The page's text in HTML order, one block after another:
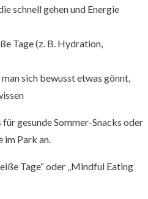
schnell gehen und Energie
Tage (z. B. Hydration,
man sich bewusst etwas gönnt,
gesunde Sommer-Snacks oder
im Park an.
Tage“ oder „Mindful Eating